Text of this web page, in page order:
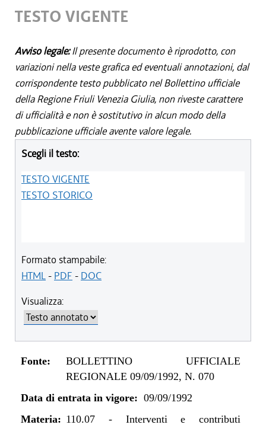
TESTO VIGENTE
Avviso legale:Il presente documento è riprodotto, con
variazioni nella veste grafica ed eventuali annotazioni, dal
corrispondente testo pubblicato nel Bollettino ufficiale
della Regione Friuli Venezia Giulia, non riveste carattere
di ufficialità e non è sostitutivo in alcun modo della
pubblicazione ufficiale avente valore legale.
Scegli il testo:
TESTO VIGENTE
TESTO STORICO
Formato stampabile:
HTML- PDF - DOC
Visualizza:
Fonte:
BOLLETTINO UFFICIALE
REGIONALE 09/09/1992, N. 070
Data di entrata in vigore: 09/09/1992
Materia: 110.07- Interventi e contributi